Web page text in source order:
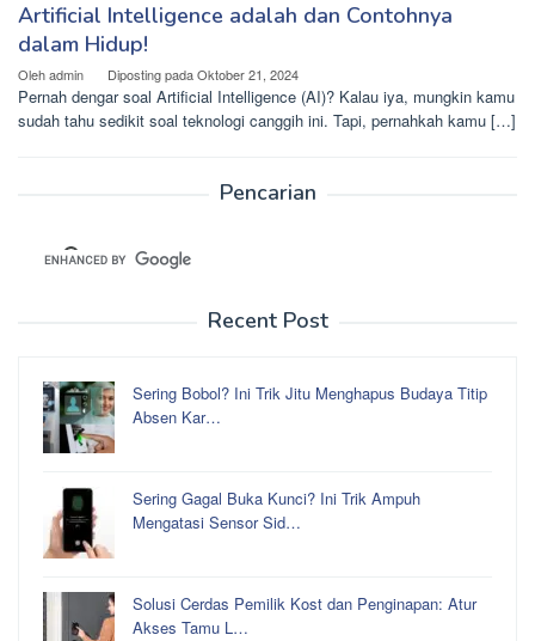
Artificial Intelligence adalah dan Contohnya
dalam Hidup!
Olehadmin Diposting padaOktober 21, 2024
Pernah dengar soal Artificial Intelligence (AI)? Kalau iya, mungkin kamu
sudah tahu sedikit soal teknologi canggih ini. Tapi, pernahkah kamu […]
Pencarian
Recent Post
Sering Bobol? Ini Trik Jitu Menghapus Budaya Titip
Absen Kar…
Sering Gagal Buka Kunci? Ini Trik Ampuh
Mengatasi Sensor Sid…
Solusi Cerdas Pemilik Kost dan Penginapan: Atur
Akses Tamu L…